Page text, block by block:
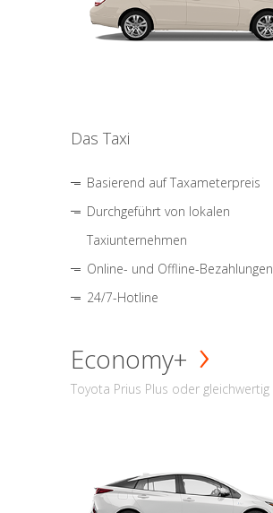
Das Taxi
Basierend auf Taxameterpreis
Durchgeführt von lokalen
Taxiunternehmen
Online- und Offline-Bezahlungen
24/7-Hotline
Economy+
Toyota Prius Plus oder gleichwertig